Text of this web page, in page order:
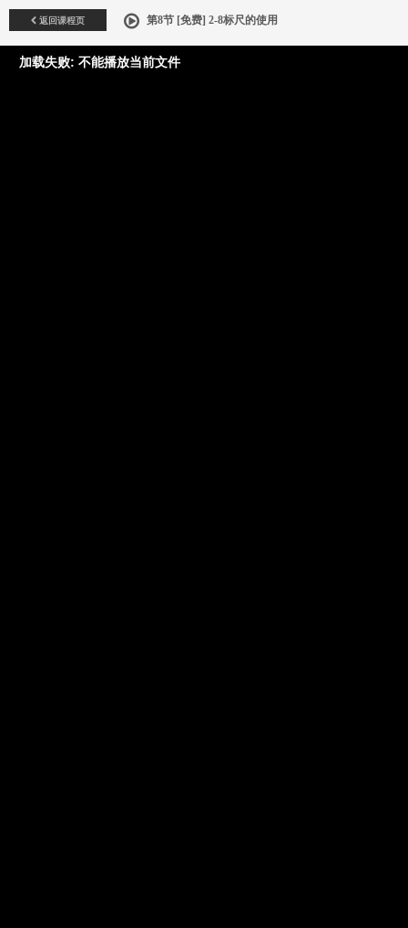
返回课程页 第8节 [免费] 2-8标尺的使用
加载失败: 不能播放当前文件